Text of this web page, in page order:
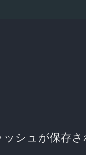
シュが保存さ